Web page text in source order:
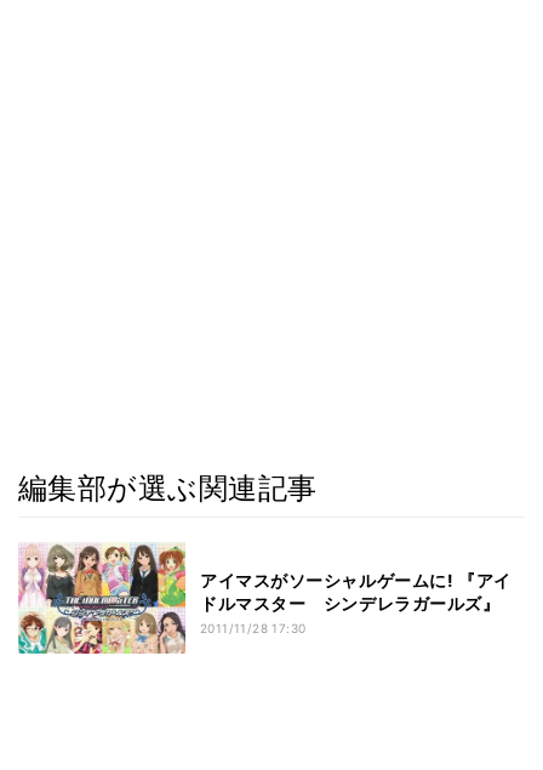
編集部が選ぶ関連記事
アイマスがソーシャルゲームに! 『アイ
ドルマスター シンデレラガールズ』
2011/11/28 17:30